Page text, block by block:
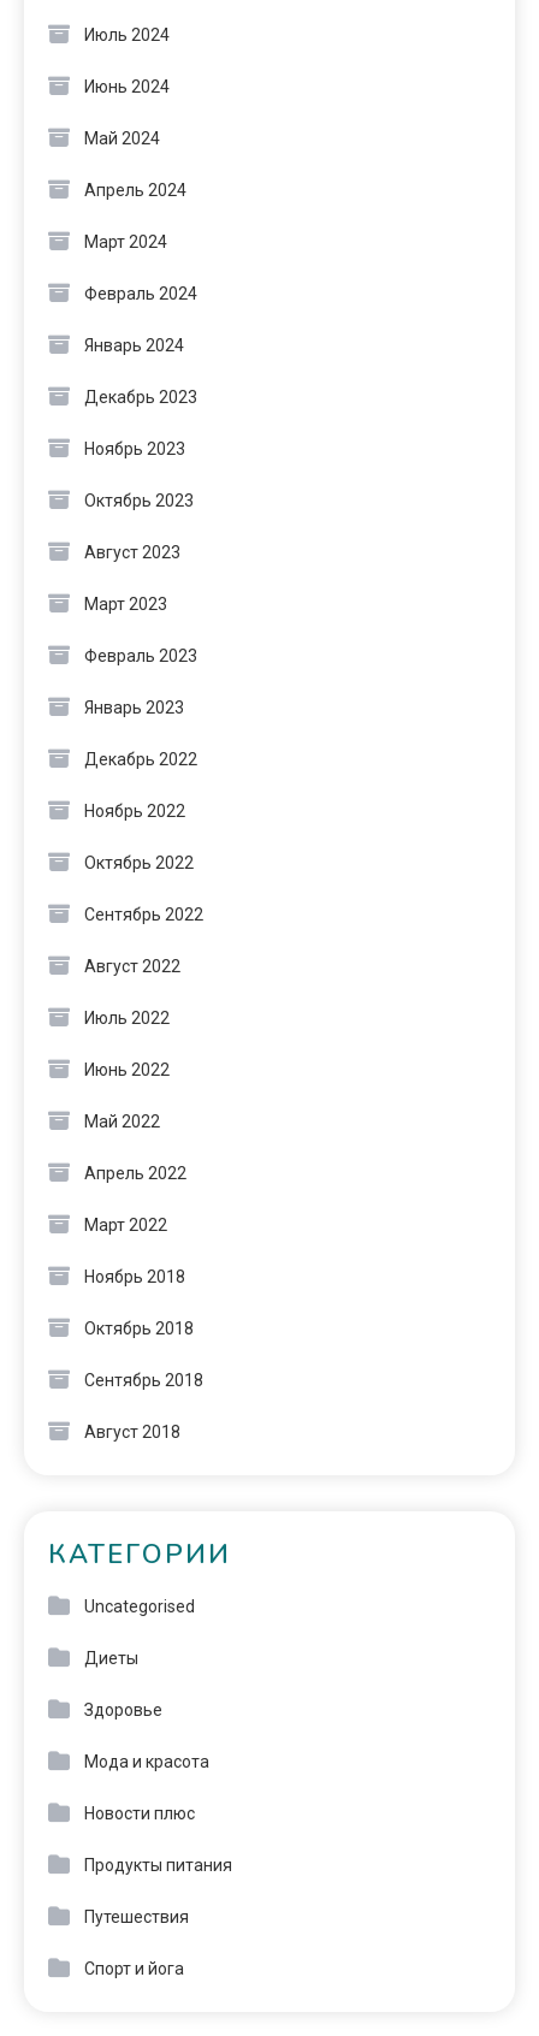
Июль 2024
Июнь 2024
Май 2024
Апрель 2024
Март 2024
Февраль 2024
Январь 2024
Декабрь 2023
Ноябрь 2023
Октябрь 2023
Август 2023
Март 2023
Февраль 2023
Январь 2023
Декабрь 2022
Ноябрь 2022
Октябрь 2022
Сентябрь 2022
Август 2022
Июль 2022
Июнь 2022
Май 2022
Апрель 2022
Март 2022
Ноябрь 2018
Октябрь 2018
Сентябрь 2018
Август 2018
КАТЕГОРИИ
Uncategorised
Диеты
Здоровье
Мода и красота
Новости плюс
Продукты питания
Путешествия
Спорт и йога